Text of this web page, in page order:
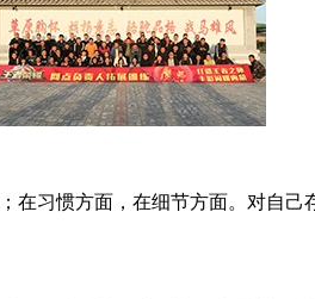
习惯方面，在细节方面。对自